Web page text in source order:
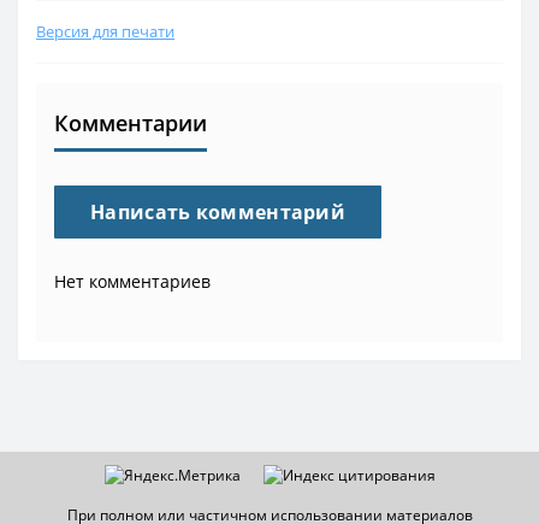
Версия для печати
Комментарии
Написать комментарий
Нет комментариев
При полном или частичном использовании материалов